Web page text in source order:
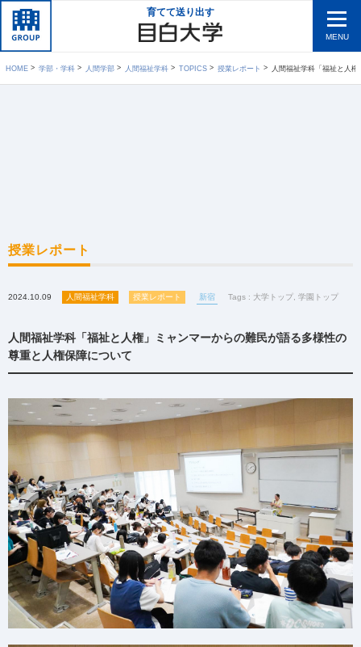
育てて送り出す
MENU
HOME 学部・学科 人間学部 人間福祉学科 TOPICS 授業レポート 人間福祉学科「福祉と人権」ミャ
授業レポート
2024.10.09 人間福祉学科 授業レポート 新宿 Tags : 大学トップ 学園トップ
人間福祉学科「福祉と人権」ミャンマーからの難民が語る多様性の
尊重と人権保障について